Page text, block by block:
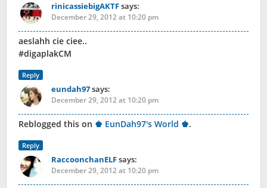
rinicassiebigAKTFsays:
December 29, 2012 at 10:20 pm
aeslahh cie ciee..
#digaplakCM
Reply
eundah97says:
December 29, 2012 at 10:20 pm
Reblogged this on ♚ EunDah97's World ♚.
Reply
RaccoonchanELFsays:
December 29, 2012 at 10:20 pm